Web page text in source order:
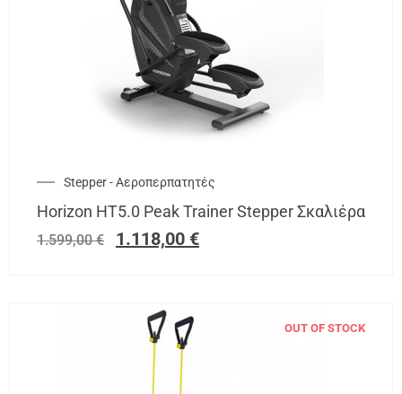
Stepper - Αεροπερπατητές
Horizon HT5.0 Peak Trainer Stepper Σκαλιέρα
1.599,00€ 1.118,00 €
OUT OF STOCK